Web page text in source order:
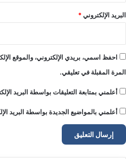
البريد الإلكتروني*
احفظ اسمي، بريدي الإلكتروني، والموقع
المرة المقبلة في تعليقي.
أعلمني بمتابعة التعليقات بواسطة البريد
أعلمني بالمواضيع الجديدة بواسطة البريد